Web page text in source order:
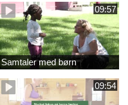
09:57
Samtaler med børn
09:54